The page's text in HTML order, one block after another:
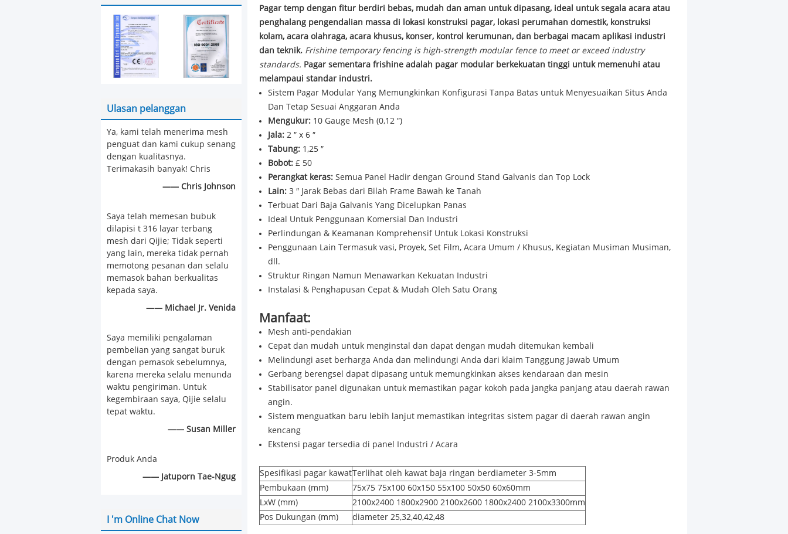
Ulasan pelanggan
Ya, kami telah menerima mesh
penguat dan kami cukup senang
dengan kualitasnya.
Terimakasih banyak! Chris
—— Chris Johnson
Saya telah memesan bubuk
dilapisi t 316 layar terbang
mesh dari Qijie; Tidak seperti
yang lain, mereka tidak pernah
memotong pesanan dan selalu
memasok bahan berkualitas
kepada saya.
—— Michael Jr. Venida
Saya memiliki pengalaman
pembelian yang sangat buruk
dengan pemasok sebelumnya,
karena mereka selalu menunda
waktu pengiriman. Untuk
kegembiraan saya, Qijie selalu
tepat waktu.
—— Susan Miller
Produk Anda
—— Jatuporn Tae-Ngug
I 'm Online Chat Now
Pagar temp dengan fitur berdiri bebas, mudah dan aman untuk dipasang, ideal untuk segala acara atau
penghalang pengendalian massa di lokasi konstruksi pagar, lokasi perumahan domestik, konstruksi
kolam, acara olahraga, acara khusus, konser, kontrol kerumunan, dan berbagai macam aplikasi industri
dan teknik. Frishine temporary fencing is high-strength modular fence to meet or exceed industry
standards. Pagar sementara frishine adalah pagar modular berkekuatan tinggi untuk memenuhi atau
melampaui standar industri.
Sistem Pagar Modular Yang Memungkinkan Konfigurasi Tanpa Batas untuk Menyesuaikan Situs Anda
Dan Tetap Sesuai Anggaran Anda
Mengukur: 10 Gauge Mesh (0,12 ″)
Jala: 2 ″ x 6 ″
Tabung: 1,25 ″
Bobot: £ 50
Perangkat keras: Semua Panel Hadir dengan Ground Stand Galvanis dan Top Lock
Lain: 3 ″ Jarak Bebas dari Bilah Frame Bawah ke Tanah
Terbuat Dari Baja Galvanis Yang Dicelupkan Panas
Ideal Untuk Penggunaan Komersial Dan Industri
Perlindungan & Keamanan Komprehensif Untuk Lokasi Konstruksi
Penggunaan Lain Termasuk vasi, Proyek, Set Film, Acara Umum / Khusus, Kegiatan Musiman Musiman,
dll.
Struktur Ringan Namun Menawarkan Kekuatan Industri
Instalasi & Penghapusan Cepat & Mudah Oleh Satu Orang
Manfaat:
Mesh anti-pendakian
Cepat dan mudah untuk menginstal dan dapat dengan mudah ditemukan kembali
Melindungi aset berharga Anda dan melindungi Anda dari klaim Tanggung Jawab Umum
Gerbang berengsel dapat dipasang untuk memungkinkan akses kendaraan dan mesin
Stabilisator panel digunakan untuk memastikan pagar kokoh pada jangka panjang atau daerah rawan
angin.
Sistem menguatkan baru lebih lanjut memastikan integritas sistem pagar di daerah rawan angin
kencang
Ekstensi pagar tersedia di panel Industri / Acara
Spesifikasi pagar kawatTerlihat oleh kawat baja ringan berdiameter 3-5mm
Pembukaan (mm)
75x75 75x100 60x150 55x100 50x50 60x60mm
LxW (mm)
2100x2400 1800x2900 2100x2600 1800x2400 2100x3300mm
Pos Dukungan (mm)
diameter 25,32,40,42,48